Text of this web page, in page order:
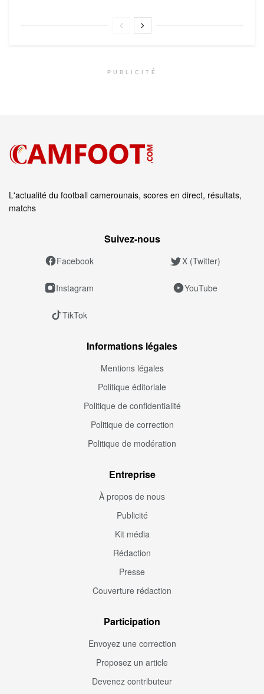
PUBLICITÉ
L'actualité du football camerounais, scores en direct, résultats,
matchs
Suivez‑nous
Facebook X (Twitter)
Instagram YouTube
TikTok
Informations légales
Mentions légales
Politique éditoriale
Politique de confidentialité
Politique de correction
Politique de modération
Entreprise
À propos de nous
Publicité
Kit média
Rédaction
Presse
Couverture rédaction
Participation
Envoyez une correction
Proposez un article
Devenez contributeur